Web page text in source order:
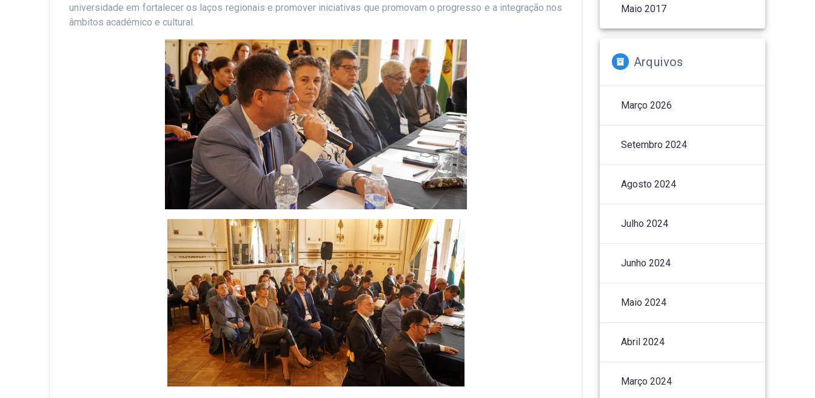
universidade em fortalecer os laços regionais e promover iniciativas que promovam o progresso e a integração nos
âmbitos académico e cultural.
Maio 2017
Arquivos
Março 2026
Setembro 2024
Agosto 2024
Julho 2024
Junho 2024
Maio 2024
Abril 2024
Março 2024